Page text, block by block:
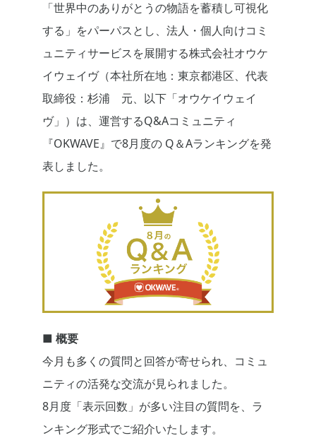
「世界中のありがとうの物語を蓄積し可視化
する」をパーパスとし、法人・個人向けコミ
ュニティサービスを展開する株式会社オウケ
イウェイヴ（本社所在地：東京都港区、代表
取締役：杉浦 元、以下「オウケイウェイ
ヴ」）は、運営するQ&Aコミュニティ
『OKWAVE』で8月度の Q＆Aランキングを発
表しました。
■ 概要
今月も多くの質問と回答が寄せられ、コミュ
ニティの活発な交流が見られました。
8月度「表示回数」が多い注目の質問を、ラ
ンキング形式でご紹介いたします。